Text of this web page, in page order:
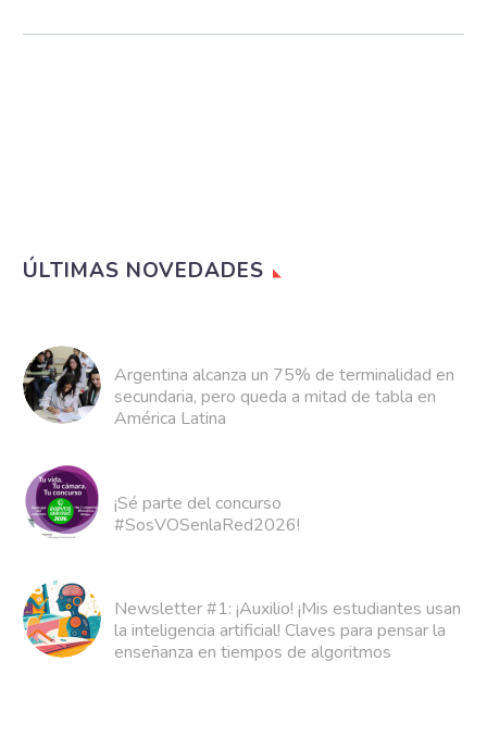
ÚLTIMAS NOVEDADES
Argentina alcanza un 75% de terminalidad en
secundaria, pero queda a mitad de tabla en
América Latina
¡Sé parte del concurso
#SosVOSenlaRed2026!
Newsletter #1: ¡Auxilio! ¡Mis estudiantes usan
la inteligencia artificial! Claves para pensar la
enseñanza en tiempos de algoritmos